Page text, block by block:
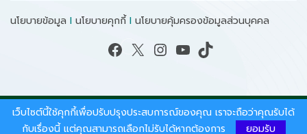
นโยบายข้อมูล I นโยบายคุกกี้ I นโยบายคุ้มครองข้อมูลส่วนบุคคล
Facebook X Instagram YouTube TikTok
สงวนลิขสิทธิ์ © 2026 - สำนักงานนโยบายและแผน
ทรัพยากรธรรมชาติและสิ่งแวดล้อม.
เว็บไซต์นี้ใช้คุกกี้เพื่อปรับปรุงประสบการณ์ของคุณ เราจะถือว่าคุณรับได้
กับเรื่องนี้ แต่คุณสามารถเลือกไม่รับได้หากต้องการ
ยอมรับ